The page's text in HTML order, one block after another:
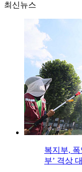
최신뉴스
복지부,
부’ 격상